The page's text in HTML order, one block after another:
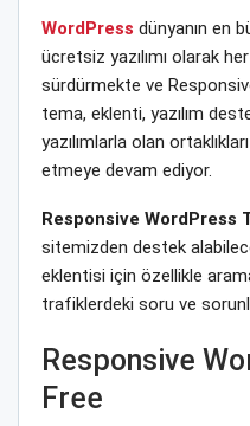
WordPress dünyanın en
ücretsiz yazılımı olarak
sürdürmekte ve
tema, eklenti, yazılım
yazılımlarla olan
etmeye devam ediyor.
Responsive WordPress
sitemizden destek
eklentisi için özellikle
trafiklerdeki soru ve
Responsive
Free